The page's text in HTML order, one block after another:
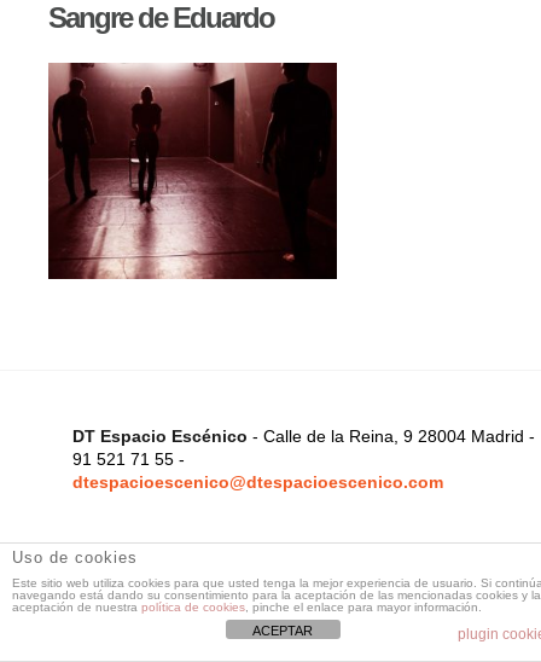
Sangre de Eduardo
DT Espacio Escénico - Calle de la Reina, 9 28004 Madrid -
91 521 71 55 -
dtespacioescenico@dtespacioescenico.com
Uso de cookies
Este sitio web utiliza cookies para que usted tenga la mejor experiencia de usuario. Si
navegando está dando su consentimiento para la aceptación de las mencionadas cookies y la
aceptación de nuestra política de cookies , pinche el enlace para mayor información.
plugin
ACEPTAR